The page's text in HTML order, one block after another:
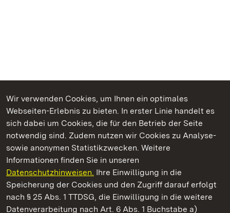
Wir verwenden Cookies, um Ihnen ein optimales
Webseiten-Erlebnis zu bieten. In erster Linie handelt es
sich dabei um Cookies, die für den Betrieb der Seite
notwendig sind. Zudem nutzen wir Cookies zu Analyse-
sowie anonymen Statistikzwecken. Weitere
Informationen finden Sie in unseren
Datenschutzhinweisen. Ihre Einwilligung in die
Speicherung der Cookies und den Zugriff darauf erfolgt
nach § 25 Abs. 1 TTDSG, die Einwilligung in die weitere
Datenverarbeitung nach Art. 6 Abs. 1 Buchstabe a)
Kommen. Staunen. Genießen.
Neues Schloss Meersburg
Staatliche Schlösser und Gärten Baden-Württemberg